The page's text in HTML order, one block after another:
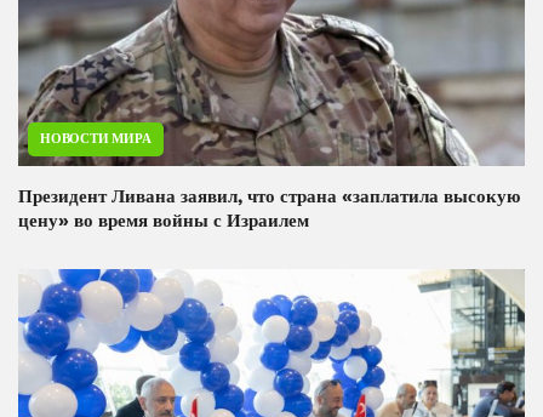
НОВОСТИ МИРА
Президент Ливана заявил, что страна «заплатила высокую
цену» во время войны с Израилем